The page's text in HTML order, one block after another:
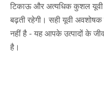
टिकाऊ और अत्यधिक कुशल यूवी
बढ़ती रहेगी। सही यूवी
नहीं है - यह आपके उत्पादों के
है।